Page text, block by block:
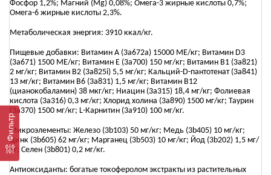
Фильтр
Фосфор 1,2%; Магний (Mg) 0,08%; Омега-3 жирные кислоты 0,7%;
Омега-6 жирные кислоты 2,3%.
Метаболическая энергия: 3910 ккал/кг.
Пищевые добавки: Витамин A (3a672a) 15000 МЕ/кг; Витамин D3
(3а671) 1500 МЕ/кг; Витамин Е (3а700) 150 мг/кг; Витамин B1 (3a821)
2 мг/кг; Витамин B2 (3a825i) 5,5 мг/кг; Кальций-D-пантотенат (3a841)
13 мг/кг; Витамин B6 (3a831) 1,5 мг/кг; Витамин B12
(цианокобаламин) 38 мкг/кг; Ниацин (3a315) 18,4 мг/кг; Фолиевая
кислота (3a316) 0,3 мг/кг; Хлорид холина (3a890) 1500 мг/кг; Таурин
(3a370) 1500 мг/кг; L-Карнитин (3a910) 100 мг/кг.
Микроэлементы: Железо (3b103) 50 мг/кг; Медь (3b405) 10 мг/кг;
Цинк (3b605) 62 мг/кг; Марганец (3b503) 10 мг/кг; Йод (3b202) 1,5 мг/
кг; Селен (3b801) 0,2 мг/кг.
Антиоксиданты: богатые токоферолом экстракты из растительных